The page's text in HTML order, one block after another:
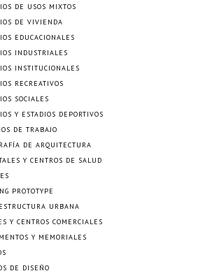
DE USOS MIXTOS
DE VIVIENDA
EDUCACIONALES
INDUSTRIALES
INSTITUCIONALES
RECREATIVOS
SOCIALES
Y ESTADIOS DEPORTIVOS
DE TRABAJO
DE ARQUITECTURA
Y CENTROS DE SALUD
PROTOTYPE
URBANA
Y CENTROS COMERCIALES
Y MEMORIALES
DE DISEÑO